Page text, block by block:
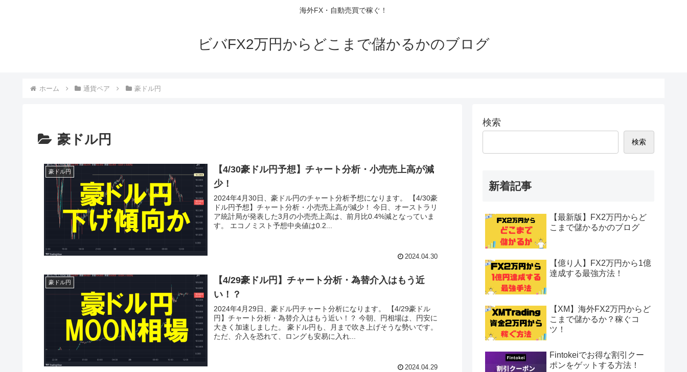
海外FX・自動売買で稼ぐ！
ビバFX2万円からどこまで儲かるかのブログ
ホーム 通貨ペア 豪ドル円
豪ドル円
豪ドル円
【4/30豪ドル円予想】チャート分析・小売売上高が減
少！
2024年4月30日、豪ドル円のチャート分析予想になります。 【4/30豪
ドル円予想】チャート分析・小売売上高が減少！ 今日、オーストラリ
ア統計局が発表した3月の小売売上高は、前月比0.4%減となっていま
す。 エコノミスト予想中央値は0.2...
2024.04.30
豪ドル円
【4/29豪ドル円】チャート分析・為替介入はもう近
い！？
2024年4月29日、豪ドル円チャート分析になります。 【4/29豪ドル
円】チャート分析・為替介入はもう近い！？ 今朝、円相場は、円安に
大きく加速しました。 豪ドル円も、月まで吹き上げそうな勢いです。
ただ、介入を恐れて、ロングも安易に入れ...
2024.04.29
検索
検索
新着記事
【最新版】FX2万円からど
こまで儲かるかのブログ
【億り人】FX2万円から1億
達成する最強方法！
【XM】海外FX2万円からど
こまで儲かるか？稼ぐコ
ツ！
Fintokeiでお得な割引クー
ポンをゲットする方法！